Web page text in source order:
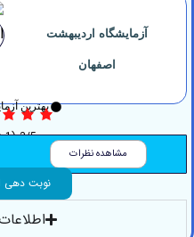
آزمایشگاه ‏اردیبهشت
بهترین آزمایشگاه یزد
3/5 (1 نظر)
مشاهده نظرات
نوبت دهی اینترنتی
اطلاعات بیشتر